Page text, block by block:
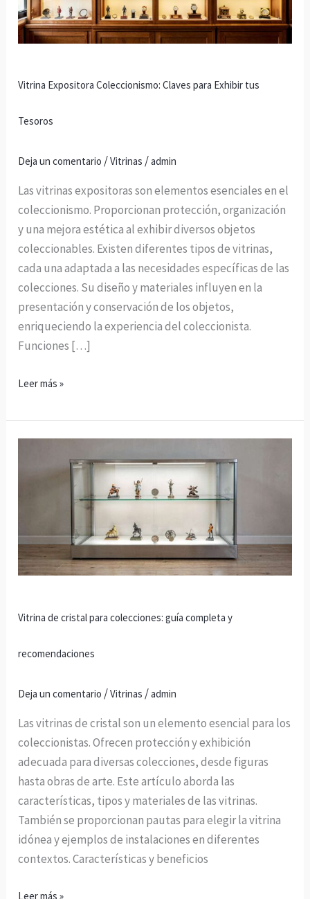
Vitrina Expositora Coleccionismo: Claves para Exhibir tus
Tesoros
Deja un comentario /Vitrinas /admin
Las vitrinas expositoras son elementos esenciales en el
coleccionismo. Proporcionan protección, organización
y una mejora estética al exhibir diversos objetos
coleccionables. Existen diferentes tipos de vitrinas,
cada una adaptada a las necesidades específicas de las
colecciones. Su diseño y materiales influyen en la
presentación y conservación de los objetos,
enriqueciendo la experiencia del coleccionista.
Funciones […]
Exhibir
tus
Leer más »
Vitrina de cristal para colecciones: guía completa y
recomendaciones
Deja un comentario /Vitrinas /admin
Las vitrinas de cristal son un elemento esencial para los
coleccionistas. Ofrecen protección y exhibición
adecuada para diversas colecciones, desde figuras
hasta obras de arte. Este artículo aborda las
características, tipos y materiales de las vitrinas.
También se proporcionan pautas para elegir la vitrina
idónea y ejemplos de instalaciones en diferentes
contextos. Características y beneficios
guía
completa
Leer más »